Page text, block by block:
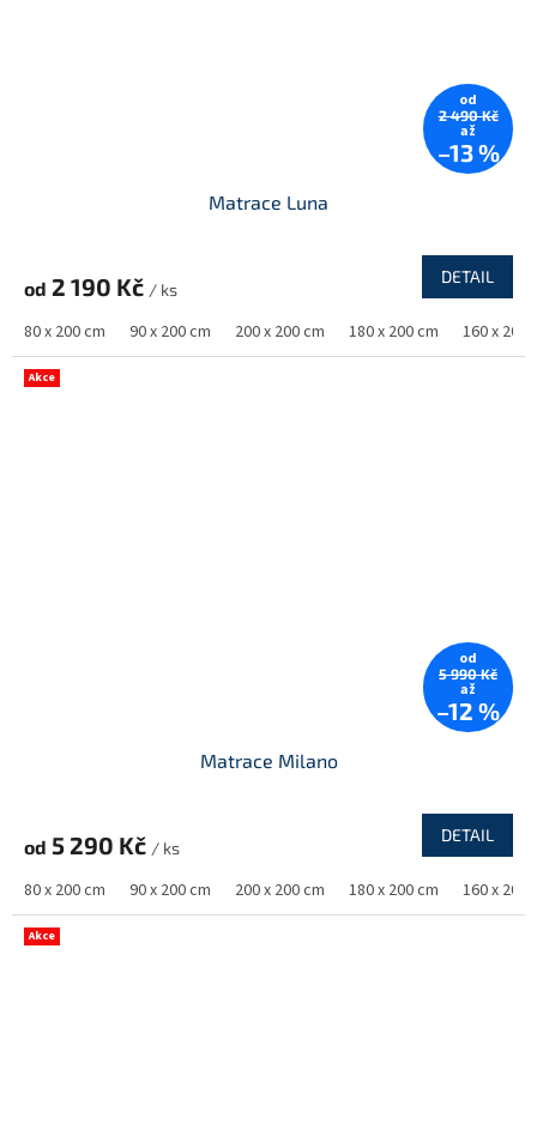
od
2 490 Kč
až
–13 %
Matrace Luna
od 2 190 Kč / ks
DETAIL
80 x 200 cm 90 x 200 cm 200 x 200 cm 180 x 200 cm 160 x 200
Akce
od
5 990 Kč
až
–12 %
Matrace Milano
od 5 290 Kč / ks
DETAIL
80 x 200 cm 90 x 200 cm 200 x 200 cm 180 x 200 cm 160 x 200
Akce